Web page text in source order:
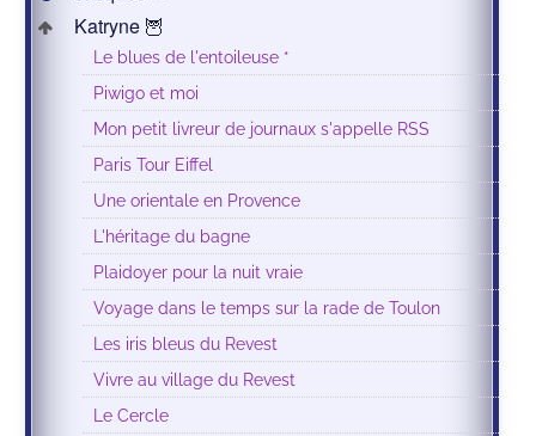
Katryne 🦉
Le blues de l'entoileuse *
Piwigo et moi
Mon petit livreur de journaux s'appelle RSS
Paris Tour Eiffel
Une orientale en Provence
L'héritage du bagne
Plaidoyer pour la nuit vraie
Voyage dans le temps sur la rade de Toulon
Les iris bleus du Revest
Vivre au village du Revest
Le Cercle